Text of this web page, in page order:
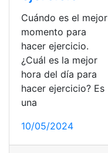
Cuándo es el mejor
momento para
hacer ejercicio.
¿Cuál es la mejor
hora del día para
hacer ejercicio?‌ Es
una
10/05/2024